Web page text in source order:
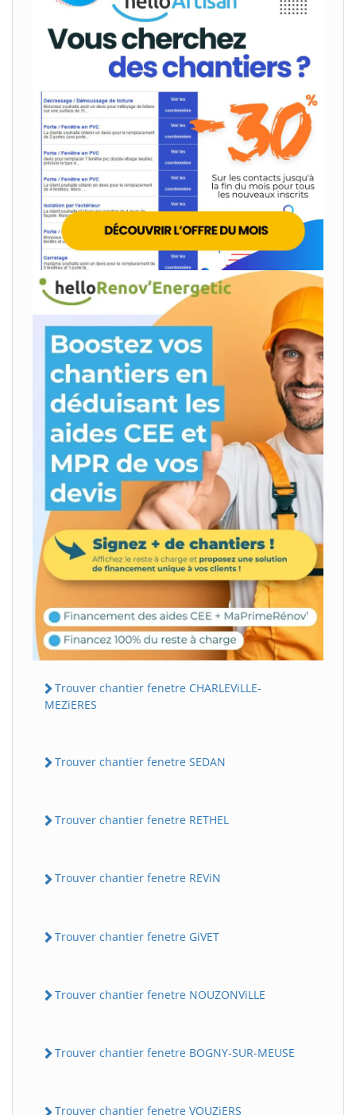
Trouver chantier fenetre CHARLEViLLE-
MEZiERES
Trouver chantier fenetre SEDAN
Trouver chantier fenetre RETHEL
Trouver chantier fenetre REViN
Trouver chantier fenetre GiVET
Trouver chantier fenetre NOUZONViLLE
Trouver chantier fenetre BOGNY-SUR-MEUSE
Trouver chantier fenetre VOUZiERS